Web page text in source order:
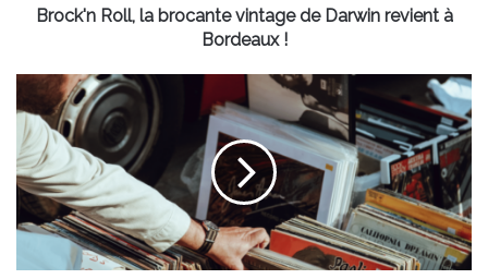
Bordeaux
Brock'n Roll, la brocante vintage de Darwin revient à
Bordeaux !
Une
grande
bourse
aux
disques
vinyles
à
Bordeaux
!